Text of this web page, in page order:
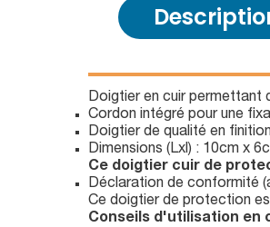
Doigtier en cuir permettant
Cordon intégré pour une
Doigtier de qualité en
Dimensions (Lxl) : 10cm x
Ce doigtier cuir de
Déclaration de conformité
Ce doigtier de protection
Conseils d'utilisation en